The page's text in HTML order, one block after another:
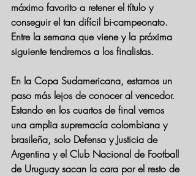
máximo favorito a retener el título y
conseguir el tan difícil bi-campeonato.
Entre la semana que viene y la próxima
siguiente tendremos a los finalistas.
En la Copa Sudamericana, estamos un
paso más lejos de conocer al vencedor.
Estando en los cuartos de final vemos
una amplia supremacía colombiana y
brasileña, solo Defensa y Justicia de
Argentina y el Club Nacional de Football
de Uruguay sacan la cara por el resto de